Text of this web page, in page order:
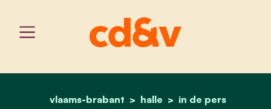
home
vlaams-brabant halle in de pers
persinfo | cd&v halle